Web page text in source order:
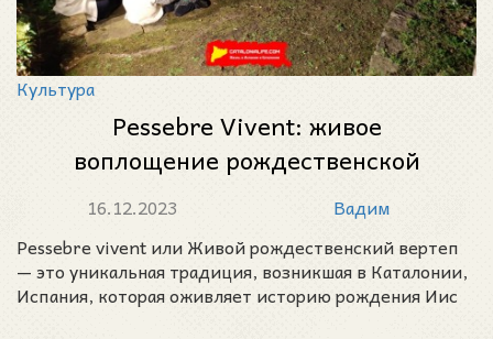
Культура
Pessebre Vivent: живое
воплощение рождественской
истории в Каталонии
16.12.2023
Вадим
Pessebre vivent или Живой рождественский вертеп
— это уникальная традиция, возникшая в Каталонии,
Испания, которая оживляет историю рождения Иис